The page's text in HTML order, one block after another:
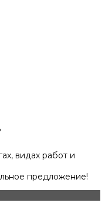
видах работ и
предложение!